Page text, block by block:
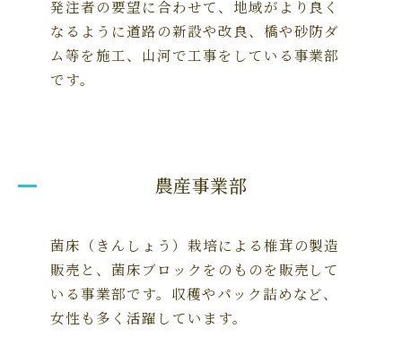
発注者の要望に合わせて、地域がより良く
なるように道路の新設や改良、橋や砂防ダ
ム等を施工、山河で工事をしている事業部
です。
農産事業部
菌床（きんしょう）栽培による椎茸の製造
販売と、菌床ブロックをのものを販売して
いる事業部です。収穫やパック詰めなど、
女性も多く活躍しています。